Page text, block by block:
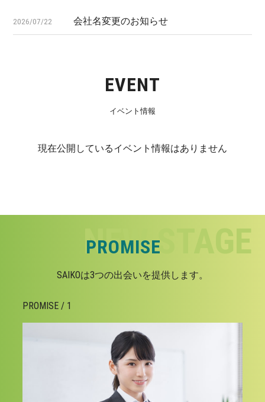
2026/07/22 会社名変更のお知らせ
EVENT
イベント情報
現在公開しているイベント情報はありません
PROMISE
SAIKOは3つの出会いを提供します。
PROMISE / 1